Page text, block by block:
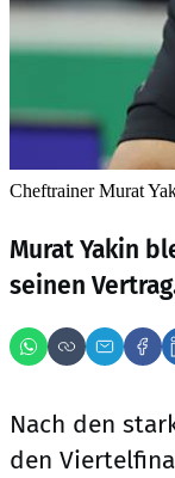
Cheftrainer Murat
Murat Yakin
seinen
Nach den
den